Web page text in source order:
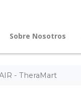
Sobre Nosotros
- TheraMart